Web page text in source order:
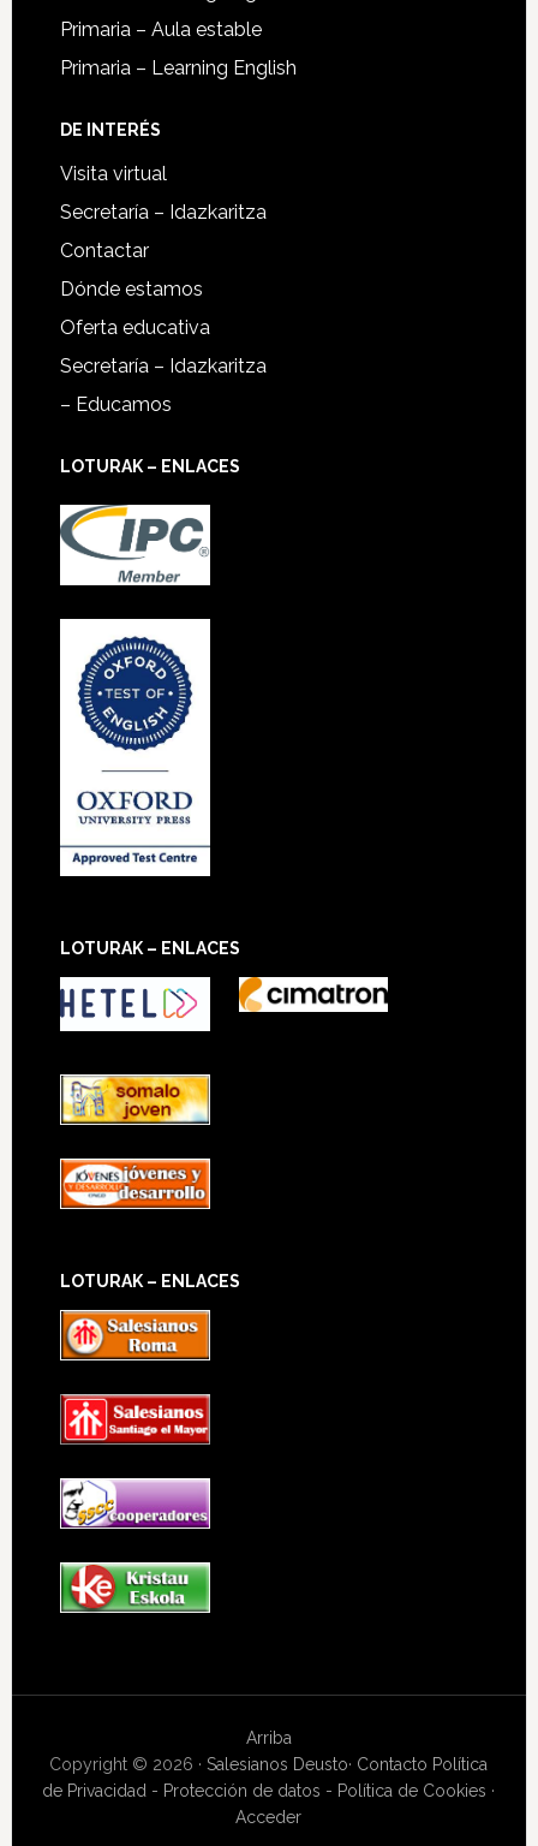
Primaria – Aula estable
Primaria – Learning English
DE INTERÉS
Visita virtual
Secretaría – Idazkaritza
Contactar
Dónde estamos
Oferta educativa
Secretaría – Idazkaritza
– Educamos
LOTURAK – ENLACES
LOTURAK – ENLACES
LOTURAK – ENLACES
Arriba
Copyright © 2026 ·Salesianos Deusto· Contacto Política
de Privacidad - Protección de datos - Política de Cookies ·
Acceder